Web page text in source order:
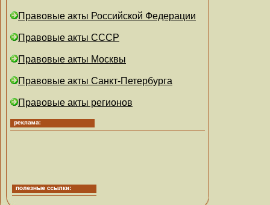
Правовые акты Российской Федерации
Правовые акты СССР
Правовые акты Москвы
Правовые акты Санкт-Петербурга
Правовые акты регионов